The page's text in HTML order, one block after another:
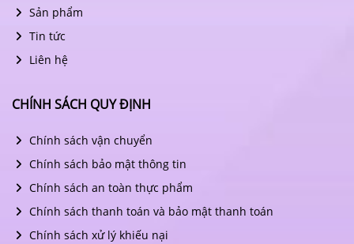
Sản phẩm
Tin tức
Liên hệ
CHÍNH SÁCH QUY ĐỊNH
Chính sách vận chuyển
Chính sách bảo mật thông tin
Chính sách an toàn thực phẩm
Chính sách thanh toán và bảo mật thanh toán
Chính sách xử lý khiếu nại